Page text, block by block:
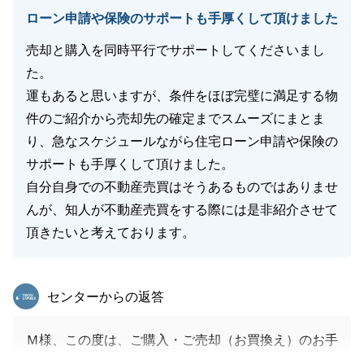
何卒宜しくお願いいたします。
ローン申請や保険のサポートも手厚くして頂けました
売却と購入を同時平行でサポートしてくださいまし
た。
運もあると思いますが、条件をほぼ完璧に満足する物
件のご紹介から売却先の確定までスムーズにまとま
り、急なスケジュールながら住宅ローン申請や保険の
サポートも手厚くして頂けました。
自分自身での不動産売買はそうあるものではありませ
んが、知人が不動産売買をする際には是非紹介させて
頂きたいと考えております。
東急リバブル
センターからの返答
Ｍ様、この度は、ご購入・ご売却（お買換え）のお手